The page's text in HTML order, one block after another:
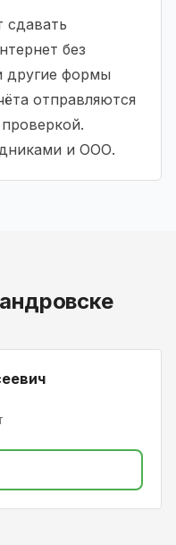
сдавать
без
другие формы
отправляются
и ООО.